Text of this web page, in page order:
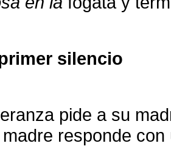
silencio
pide a su
responde